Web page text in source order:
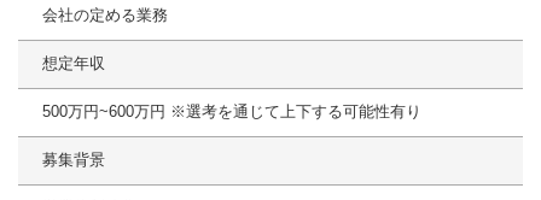
会社の定める業務
想定年収
500万円~600万円 ※選考を通じて上下する可能性有り
募集背景